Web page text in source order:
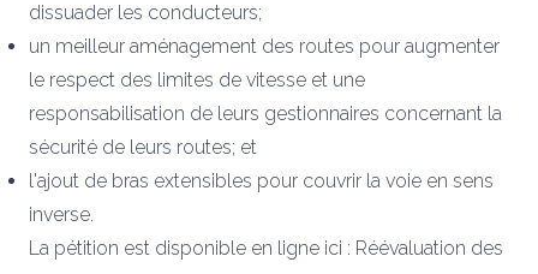
dissuader les conducteurs;
un meilleur aménagement des routes pour augmenter
le respect des limites de vitesse et une
responsabilisation de leurs gestionnaires concernant la
sécurité de leurs routes; et
l'ajout de bras extensibles pour couvrir la voie en sens
inverse.
La pétition est disponible en ligne ici : Réévaluation des